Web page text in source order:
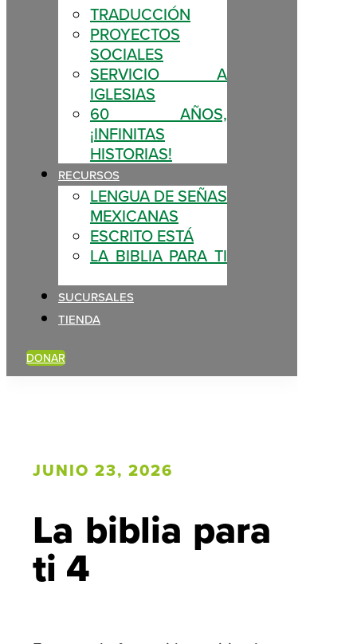
TRADUCCIÓN
PROYECTOS
SOCIALES
SERVICIO A
IGLESIAS
60 AÑOS,
¡INFINITAS
HISTORIAS!
RECURSOS
LENGUA DE SEÑAS
MEXICANAS
ESCRITO ESTÁ
LA BIBLIA PARA TI
SUCURSALES
TIENDA
DONAR
JUNIO 23, 2026
La biblia para
ti 4